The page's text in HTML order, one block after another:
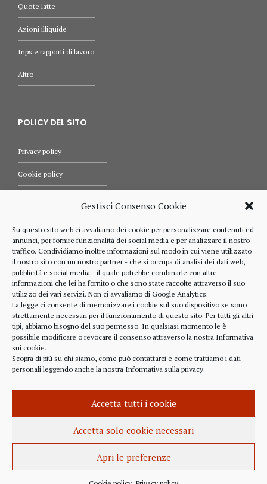
Gestisci Consenso Cookie
Su questo sito web ci avvaliamo dei cookie per personalizzare contenuti ed
annunci, per fornire funzionalità dei social media e per analizzare il nostro
traffico. Condividiamo inoltre informazioni sul modo in cui viene utilizzato
il nostro sito con un nostro partner - che si occupa di analisi dei dati web,
pubblicità e social media - il quale potrebbe combinarle con altre
informazioni che lei ha fornito o che sono state raccolte attraverso il suo
utilizzo dei vari servizi. Non ci avvaliamo di Google Analytics.
La legge ci consente di memorizzare i cookie sul suo dispositivo se sono
strettamente necessari per il funzionamento di questo sito. Per tutti gli altri
tipi, abbiamo bisogno del suo permesso. In qualsiasi momento le è
possibile modificare o revocare il consenso attraverso la nostra Informativa
sui cookie.
Scopra di più su chi siamo, come può contattarci e come trattiamo i dati
personali leggendo anche la nostra Informativa sulla privacy.
Accetta tutti i cookie
Accetta solo cookie necessari
Apri le preferenze
Quote latte
Azioni illiquide
Inps e rapporti di lavoro
Altro
POLICY DEL SITO
Privacy policy
Cookie policy
Comunicazioni
RIFERIMENTI
328 4643900
RZZ LRT 72M24 B111O